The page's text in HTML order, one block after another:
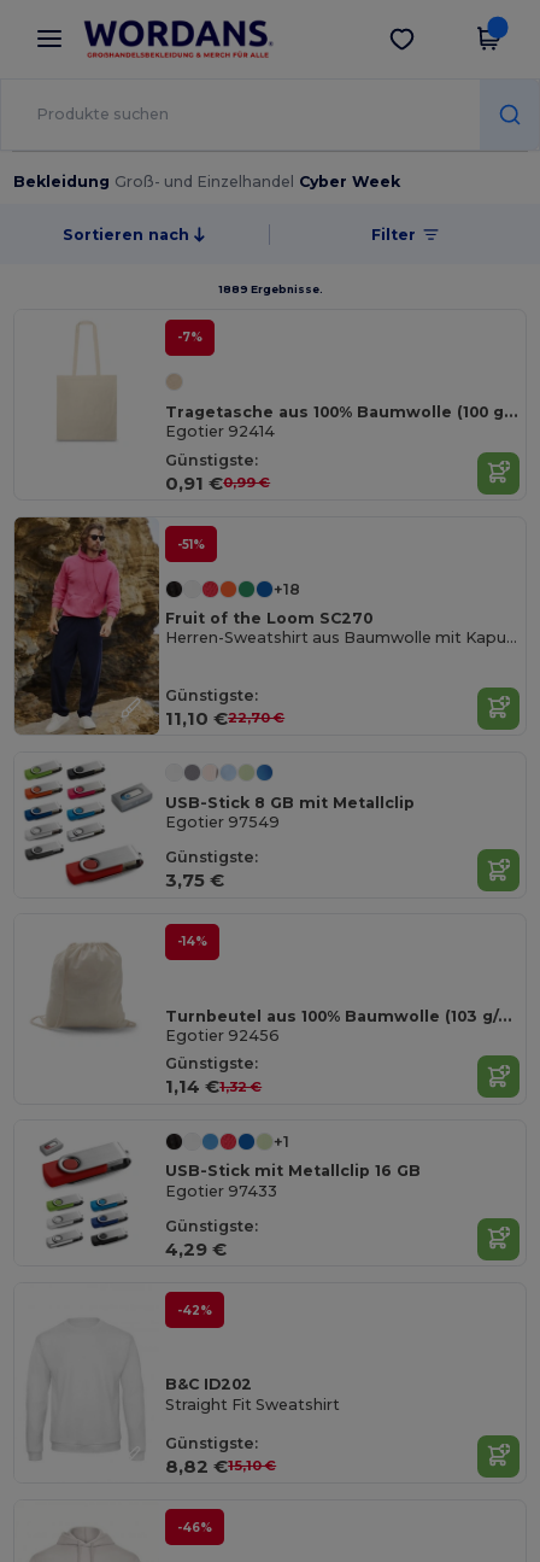
× Wordans App
Bessere Preise in der App!
App holen
Bekleidung Groß- und Einzelhandel Cyber Week
Sortieren nach Filter
1889 Ergebnisse.
-7%
Tragetasche aus 100% Baumwolle (100 g/m²)
Egotier 92414
Günstigste:
0,91 €0,99 €
-51%
+18
Fruit of the Loom SC270
Herren-Sweatshirt aus Baumwolle mit Kapuze
Günstigste:
11,10 €22,70 €
USB-Stick 8 GB mit Metallclip
Egotier 97549
Günstigste:
3,75 €
-14%
Turnbeutel aus 100% Baumwolle (103 g/m²)
Egotier 92456
Günstigste:
1,14 €1,32 €
+1
USB-Stick mit Metallclip 16 GB
Egotier 97433
Günstigste:
4,29 €
-42%
B&C ID202
Straight Fit Sweatshirt
Günstigste:
8,82 €15,10 €
-46%